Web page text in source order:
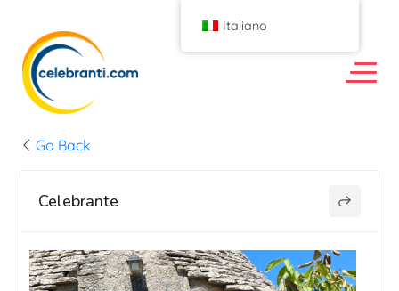
Go Back
Celebrante
Italiano